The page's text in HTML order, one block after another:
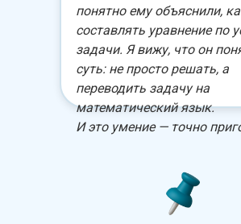
понятно ему объяснили,
составлять уравнение по
задачи. Я вижу, что он
суть: не просто решать, а
переводить задачу на
математический язык.
И это умение — точно
поразил: до изучения в
уже спокойно и уверенно с